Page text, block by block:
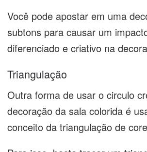
Você pode apostar em uma
subtons para causar um
diferenciado e criativo na
Triangulação
Outra forma de usar o circulo
decoração da sala colorida é
conceito da triangulação de